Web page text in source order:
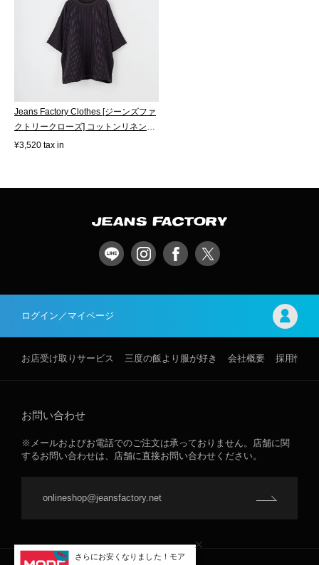
Jeans Factory Clothes [ジーンズファ
クトリークローズ] コットンリネン
ス...
¥3,520 tax in
ログイン／マイページ
お店受け取りサービス 三度の飯より服が好き 会社概要 採用情報
お問い合わせ
※メールおよびお電話でのご注文は承っておりません。店舗に関
するお問い合わせは、店舗に直接お問い合わせください。
onlineshop@jeansfactory.net